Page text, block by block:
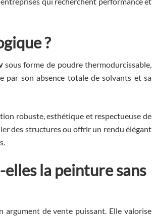
?
sous forme de poudre thermodurcissable,
par son absence totale de solvants et sa
robuste, esthétique et respectueuse de
des structures ou offrir un rendu élégant
la peinture sans
argument de vente puissant. Elle valorise